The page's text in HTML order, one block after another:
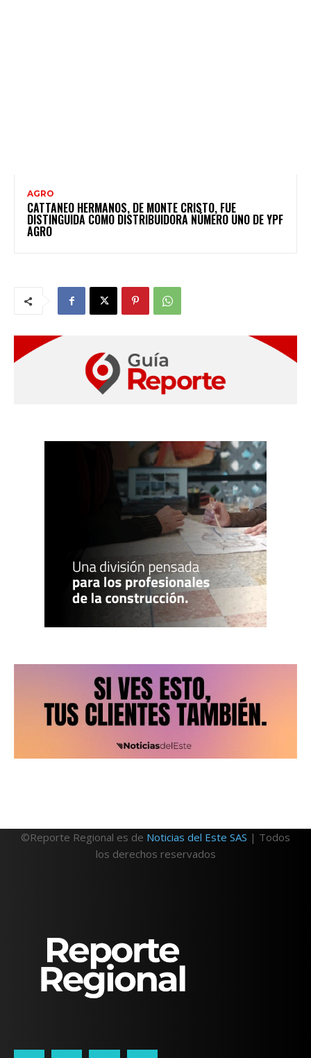
AGRO
CATTANEO HERMANOS, DE MONTE CRISTO, FUE
DISTINGUIDA COMO DISTRIBUIDORA NÚMERO UNO DE YPF
AGRO
©Reporte Regional es de Noticias del Este SAS | Todos
los derechos reservados